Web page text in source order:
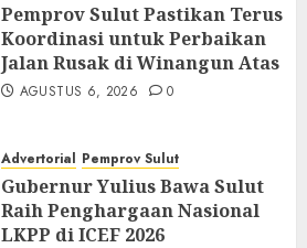
Pemprov Sulut Pastikan Terus
Koordinasi untuk Perbaikan
Jalan Rusak di Winangun Atas
AGUSTUS 6, 2026 0
Advertorial Pemprov Sulut
Gubernur Yulius Bawa Sulut
Raih Penghargaan Nasional
LKPP di ICEF 2026